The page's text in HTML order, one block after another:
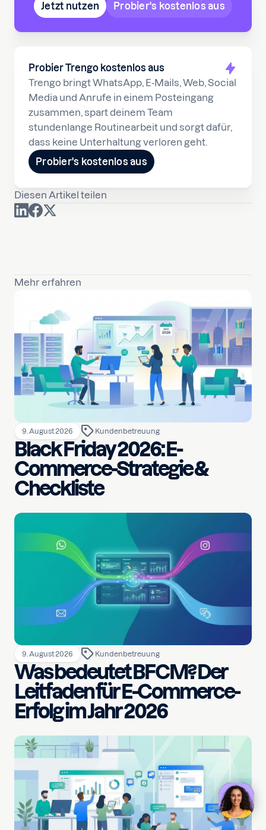
Probier Trengo kostenlos aus
Trengo bringt WhatsApp, E-Mails, Web, Social
Media und Anrufe in einem Posteingang
zusammen, spart deinem Team
stundenlange Routinearbeit und sorgt dafür,
dass keine Unterhaltung verloren geht.
Probier's kostenlos aus
Diesen Artikel teilen
Jetzt nutzen Probier's kostenlos aus
Mehr erfahren
9. August 2026 Kundenbetreuung
Black Friday 2026: E-
Commerce-Strategie &
Checkliste
9. August 2026 Kundenbetreuung
Was bedeutet BFCM? Der
Leitfaden für E-Commerce-
Erfolg im Jahr 2026